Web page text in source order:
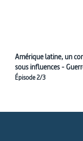
Amérique latine, un
sous influences -
Épisode 2/3